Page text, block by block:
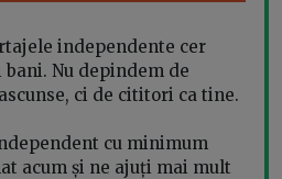
independente cer
Nu depindem de
ci de cititori ca tine.
cu minimum
acum și ne ajuți mai mult